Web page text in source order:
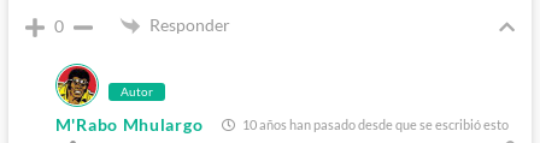
0 Responder
Autor
M'Rabo Mhulargo 10 años han pasado desde que se escribió esto